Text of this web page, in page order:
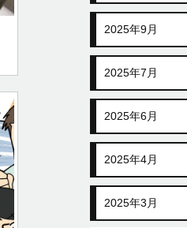
2025年9月
2025年7月
2025年6月
2025年4月
2025年3月